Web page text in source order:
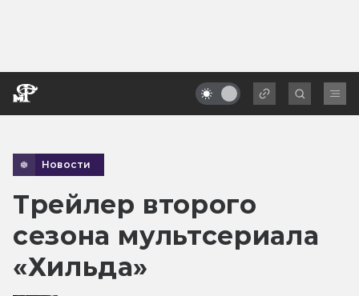
Новости
Трейлер второго
сезона мультсериала
«Хильда»